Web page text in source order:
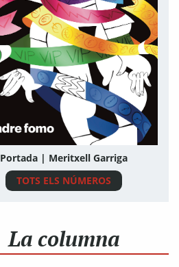
Portada | Meritxell Garriga
TOTS ELS NÚMEROS
La columna